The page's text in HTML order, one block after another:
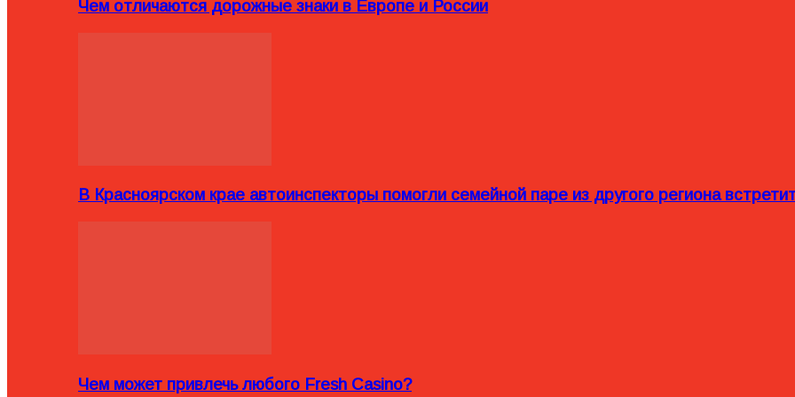
Чем отличаются дорожные знаки в Европе и России
В Красноярском крае автоинспекторы помогли семейной паре из другого региона
Чем может привлечь любого Fresh Casino?